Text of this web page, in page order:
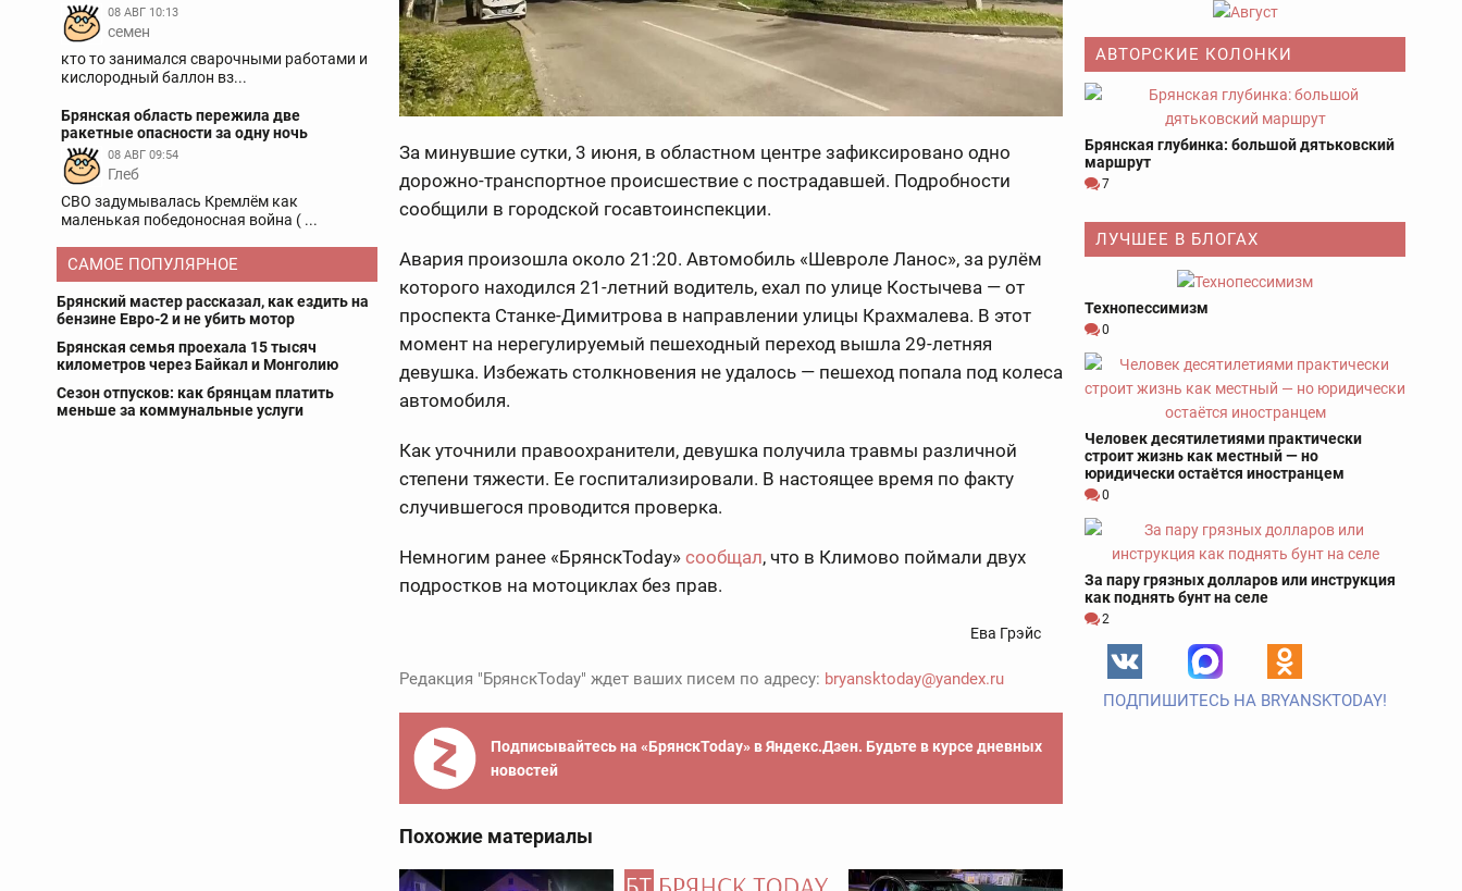
08 АВГ 10:13
семен
кто то занимался сварочными работами и
кислородный баллон вз...
Брянская область пережила две
ракетные опасности за одну ночь
08 АВГ 09:54
Глеб
СВО задумывалась Кремлём как
маленькая победоносная война ( ...
САМОЕ ПОПУЛЯРНОЕ
Брянский мастер рассказал, как ездить на
бензине Евро-2 и не убить мотор
Брянская семья проехала 15 тысяч
километров через Байкал и Монголию
Сезон отпусков: как брянцам платить
меньше за коммунальные услуги
За минувшие сутки, 3 июня, в областном центре зафиксировано одно
дорожно-транспортное происшествие с пострадавшей. Подробности
сообщили в городской госавтоинспекции.
Авария произошла около 21:20. Автомобиль «Шевроле Ланос», за рулём
которого находился 21-летний водитель, ехал по улице Костычева — от
проспекта Станке-Димитрова в направлении улицы Крахмалева. В этот
момент на нерегулируемый пешеходный переход вышла 29-летняя
девушка. Избежать столкновения не удалось — пешеход попала под колеса
автомобиля.
Как уточнили правоохранители, девушка получила травмы различной
степени тяжести. Ее госпитализировали. В настоящее время по факту
случившегося проводится проверка.
Немногим ранее «БрянскToday» сообщал, что в Климово поймали двух
подростков на мотоциклах без прав.
Ева Грэйс
Редакция "БрянскToday" ждет ваших писем по адресу: bryansktoday@yandex.ru
Подписывайтесь на «БрянскToday» в Яндекс.Дзен. Будьте в курсе дневных
новостей
Похожие материалы
АВТОРСКИЕ КОЛОНКИ
Брянская глубинка: большой дятьковский
маршрут
7
ЛУЧШЕЕ В БЛОГАХ
Технопессимизм
0
Человек десятилетиями практически
строит жизнь как местный — но
юридически остаётся иностранцем
0
За пару грязных долларов или инструкция
как поднять бунт на селе
2
ПОДПИШИТЕСЬ НА BRYANSKTODAY!